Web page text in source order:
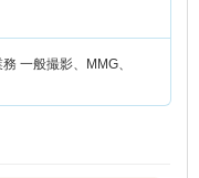
一般撮影、MMG、